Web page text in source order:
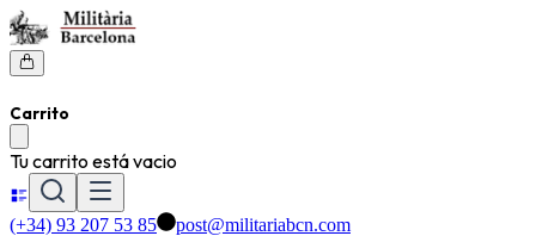
Carrito
Tu carrito está vacio
(+34) 93 207 53 85 post@militariabcn.com